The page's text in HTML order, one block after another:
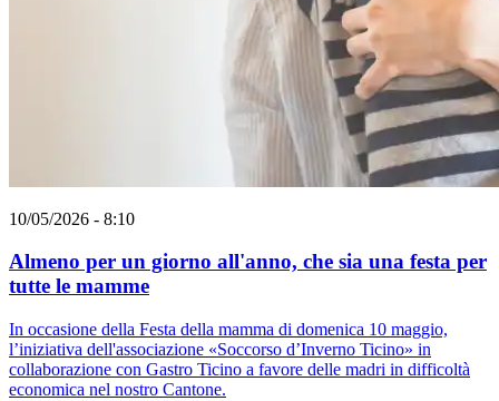
10/05/2026 - 8:10
Almeno per un giorno all'anno, che sia una festa per
tutte le mamme
In occasione della Festa della mamma di domenica 10 maggio,
l’iniziativa dell'associazione «Soccorso d’Inverno Ticino» in
collaborazione con Gastro Ticino a favore delle madri in difficoltà
economica nel nostro Cantone.